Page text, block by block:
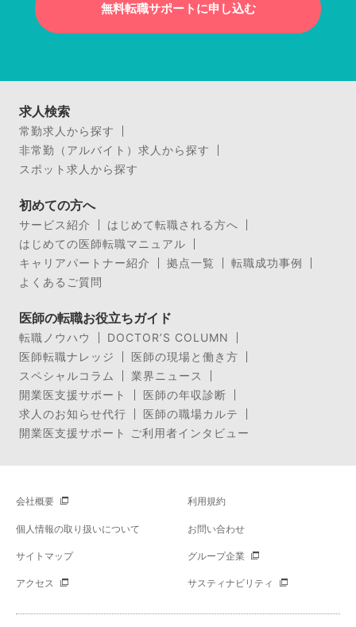
無料転職サポートに申し込む
求人検索
常勤求人から探す
非常勤（アルバイト）求人から探す
スポット求人から探す
初めての方へ
サービス紹介
はじめて転職される方へ
はじめての医師転職マニュアル
キャリアパートナー紹介
拠点一覧
転職成功事例
よくあるご質問
医師の転職お役立ちガイド
転職ノウハウ
DOCTOR’S COLUMN
医師転職ナレッジ
医師の現場と働き方
スペシャルコラム
業界ニュース
開業医支援サポート
医師の年収診断
求人のお知らせ代行
医師の職場カルテ
開業医支援サポート ご利用者インタビュー
会社概要 利用規約
個人情報の取り扱いについて お問い合わせ
サイトマップ グループ企業
アクセス サスティナビリティ